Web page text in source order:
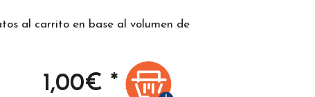
al carrito en base al volumen de
1,00€ *